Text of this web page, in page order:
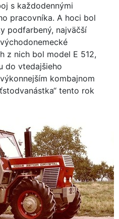
s každodennými
pracovníka. A hoci bol
podfarbený, najväčší
z nich bol model E 512,
do vtedajšieho
kombajnom
tento rok